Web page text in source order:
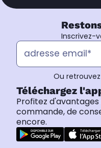
Inscrivez-
Ou
Téléchargez
Profitez d'avantages
commande, de
encore.